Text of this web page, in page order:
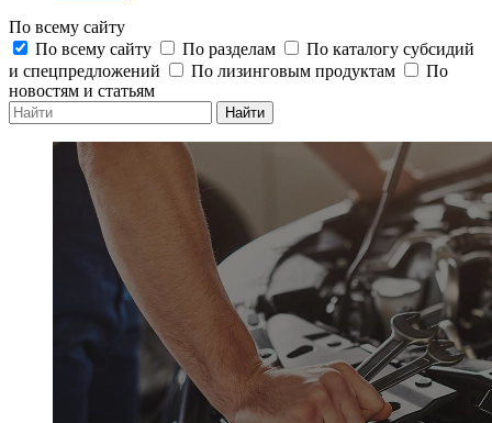
По всему сайту
По всему сайту
По разделам
По каталогу субсидий
и спецпредложений
По лизинговым продуктам
По
новостям и статьям
Найти